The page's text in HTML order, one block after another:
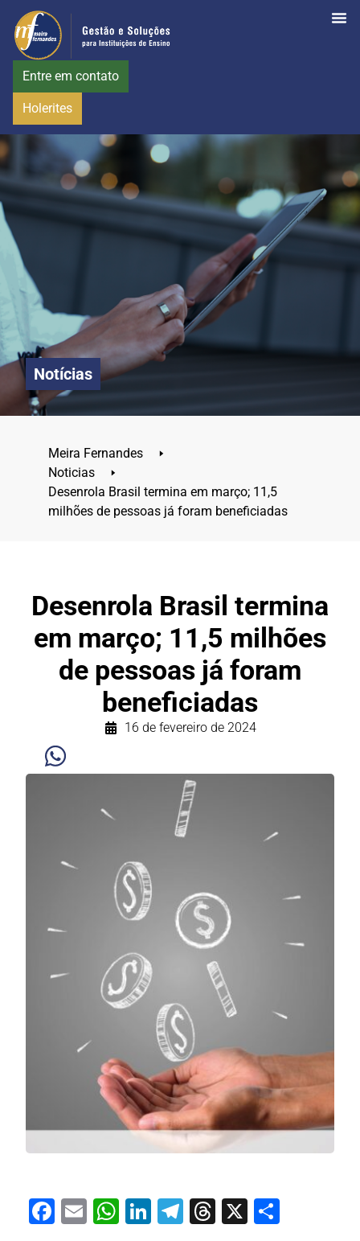
Entre em contato
Holerites
Notícias
Meira Fernandes
🢒
Noticias
🢒
Desenrola Brasil termina em março; 11,5
milhões de pessoas já foram beneficiadas
Desenrola Brasil termina
em março; 11,5 milhões
de pessoas já foram
beneficiadas
16 de fevereiro de 2024
Facebook
EmailWhatsApp
LinkedIn
Telegram
Threads
X